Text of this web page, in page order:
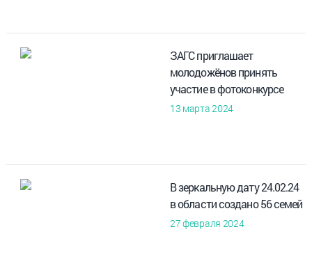
ЗАГС приглашает
молодожёнов принять
участие в фотоконкурсе
13 марта 2024
В зеркальную дату 24.02.24
в области создано 56 семей
27 февраля 2024